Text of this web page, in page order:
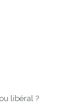
libéral ?